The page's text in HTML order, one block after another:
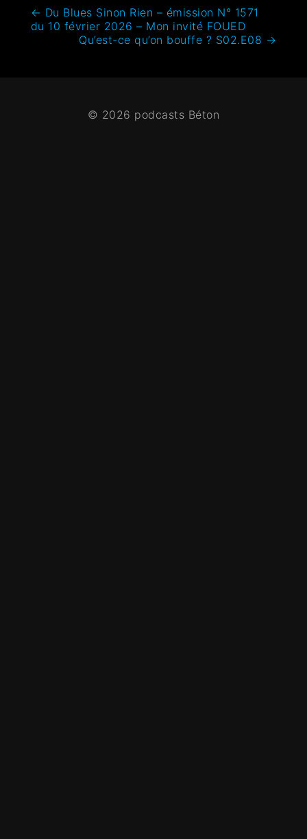
← Du Blues Sinon Rien – émission N° 1571
du 10 février 2026 – Mon invité FOUED
Qu’est-ce qu’on bouffe ? S02.E08 →
© 2026 podcasts Béton